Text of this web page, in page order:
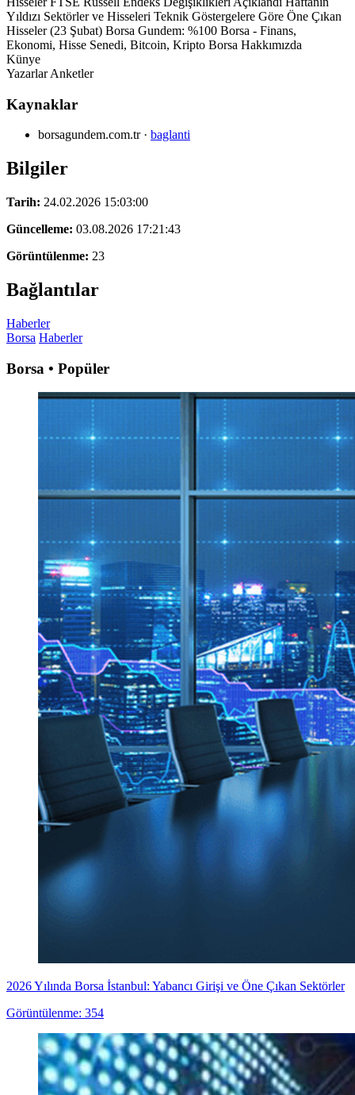
Yıldızı Sektörler ve Hisseleri Teknik Göstergelere Göre Öne Çıkan
Hisseler (23 Şubat) Borsa Gundem: %100 Borsa - Finans,
Ekonomi, Hisse Senedi, Bitcoin, Kripto Borsa Hakkımızda
Künye
Yazarlar Anketler
Kaynaklar
borsagundem.com.tr· baglanti
Bilgiler
Tarih: 24.02.2026 15:03:00
Güncelleme: 03.08.2026 17:21:43
Görüntülenme: 23
Bağlantılar
Haberler
Borsa Haberler
Borsa • Popüler
2026 Yılında Borsa İstanbul: Yabancı Girişi ve Öne Çıkan Sektörler
Görüntülenme: 354